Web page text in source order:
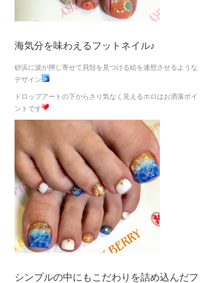
海気分を味わえるフットネイル♪
砂浜に波が押し寄せて貝殻を見つける絵を連想させるような
デザイン
ドロップアートの下からさり気なく見えるホロはお洒落ポイ
ントです
シンプルの中にもこだわりを詰め込んだフ